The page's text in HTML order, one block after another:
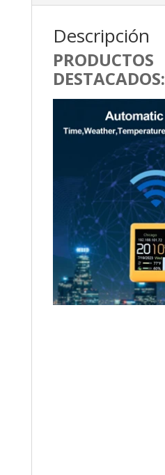
Descripción
PRODUCTOS
DESTACADOS: